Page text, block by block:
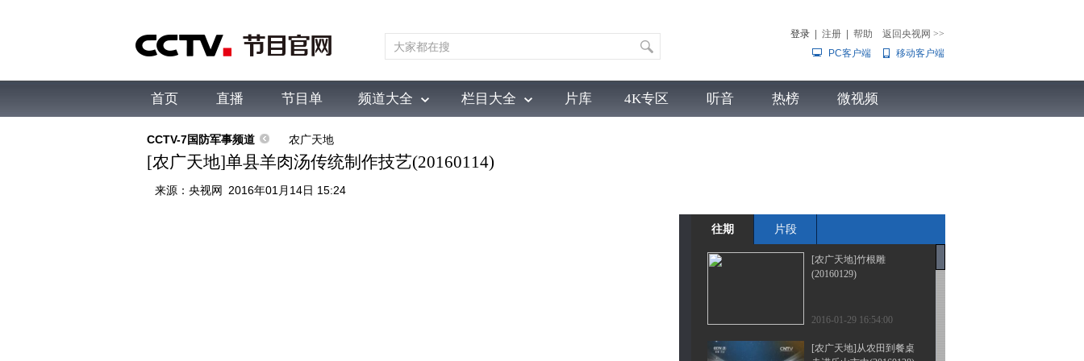
登录 注册 帮助 返回央视网 >>
PC客户端
移动客户端
首页 直播 节目单 频道大全 栏目大全
综合 新闻 财经 综艺 中文国际
片库 4K专区 听音 热榜 微视频
CCTV-7国防军事频道 农广天地
[农广天地]单县羊肉汤传统制作技艺(20160114)
来源： 央视网 2016年01月14日 15:24
往期 片段
[农广天地]竹根雕
(20160129)
2016-01-29 16:54:00
[农广天地]从农田到餐桌